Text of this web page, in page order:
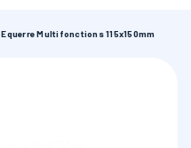
Equerre Multifonctions 115x150mm